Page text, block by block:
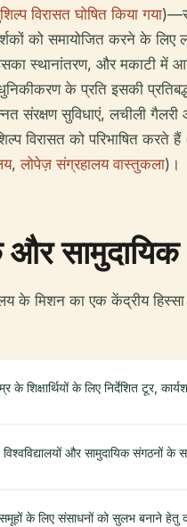
विरासत घोषित किया गया
को समायोजित करने के लिए
स्थानांतरण, और मकाटी में
के प्रति इसकी
संरक्षण सुविधाएं, लचीली गैलरी
विरासत को परिभाषित करते हैं
,लोपेज़ संग्रहालय वास्तुकला)।
और
के मिशन का एक केंद्रीय
के शिक्षार्थियों के लिए निर्देशित टूर,
और सामुदायिक संगठनों के
समूहों के लिए संसाधनों को सुलभ बनाने हेतु